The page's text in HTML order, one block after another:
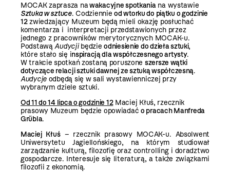
MOCAK zaprasza nawakacyjne spotkaniana wystawie
Sztuka w sztuce. Codziennieod wtorku do piątku o godzinie
12zwiedzający Muzeum będą mieli okazję posłuchać
komentarza i interpretacji przedstawionych przez
jednego z pracowników merytorycznych MOCAK-u.
PodstawąAudycjibędzieodniesienie do dzieła sztuki,
które stało się inspiracją dla współczesnego artysty.
W trakcie spotkań zostaną poruszone szersze wątki
dotyczące relacji sztuki dawnej ze sztuką współczesną.
Audycje odbędą się w sali wystawienniczej przy
wybranym dziele sztuki.
Od 11 do 14 lipca o godzinie 12Maciej Kłuś, rzecznik
prasowy Muzeum będzie opowiadaćo pracach Manfreda
Grübla.
Maciej Kłuś– rzecznik prasowy MOCAK-u. Absolwent
Uniwersytetu Jagiellońskiego, na którym studiował
zarządzanie kulturą, filozofię oraz controlling i doradztwo
gospodarcze. Interesuje się literaturą, a także związkami
filozofii z ekonomią.